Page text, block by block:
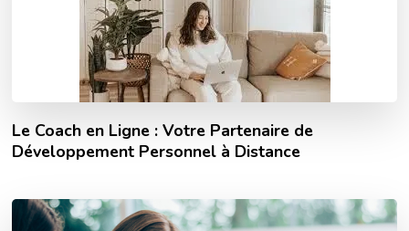
Le Coach en Ligne : Votre Partenaire de
Développement Personnel à Distance